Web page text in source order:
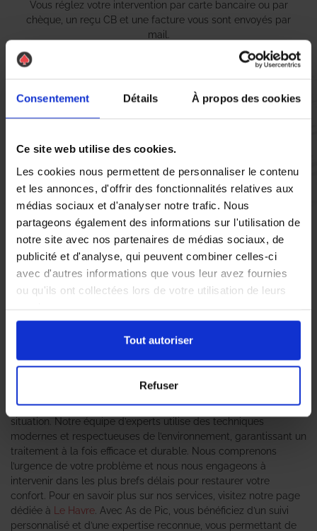
Consentement Détails À propos des cookies
Ce site web utilise des cookies.
Les cookies nous permettent de personnaliser le contenu
et les annonces, d'offrir des fonctionnalités relatives aux
médias sociaux et d'analyser notre trafic. Nous
partageons également des informations sur l'utilisation de
notre site avec nos partenaires de médias sociaux, de
publicité et d'analyse, qui peuvent combiner celles-ci
avec d'autres informations que vous leur avez fournies
ou qu'ils ont collectées lors de votre utilisation de leurs
Tout autoriser
Refuser
Vous réglez votre intervention par carte bancaire ou par
chèque, un reçu CB et une facture vous sont envoyés par
mail.
Vous recevez une demande d’évaluation de votre expérience
avec l’équipe AS DE PIC.
Nous avons pensé à tout
À Saint-Romain-de-Colbosc, la présence de punaises de lit
insupportables et perturber votre sommeil. Il est donc crucial
de faire appel à uneentreprise de traitement contre les
Pic se distingue par son expertise en
désinsectisation, offrant des solutions adaptées à chaque
situation. Notre équipe d’experts utilise des techniques
modernes et respectueuses de l’environnement, garantissant un
traitement à la fois efficace et durable. Nous comprenons
l’urgence de votre problème et nous nous engageons à
intervenir dans les plus brefs délais pour restaurer votre
confort. Pour en savoir plus sur nos services, visitez notre page
dédiée à
Le Havre . Avec As de Pic, vous bénéficiez d’un suivi
personnalisé et d’une expertise reconnue, vous permettant de